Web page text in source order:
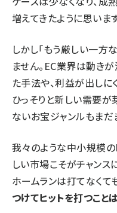
増えてきたように思います
しかし「もう厳しい一方
ません。EC業界は動き
た手法や、利益が出しに
ひっそりと新しい需要
ないお宝ジャンルもまだ
我々のような中小規模の
しい市場こそがチャンス
ホームランは打てなくて
つけてヒットを打つこと